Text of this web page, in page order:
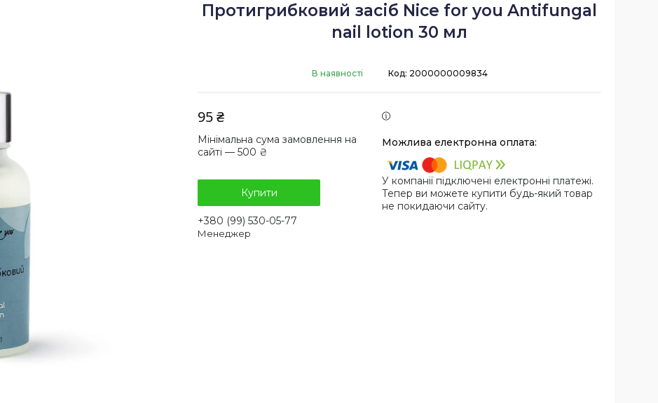
Протигрибковий засіб Nice for you Antifungal
nail lotion 30 мл
В наявності Код: 2000000009834
95 ₴
Мінімальна сума замовлення на
сайті — 500 ₴
Купити
+380 (99) 530-05-77
Менеджер
У компанії підключені електронні платежі.
Тепер ви можете купити будь-який товар
не покидаючи сайту.